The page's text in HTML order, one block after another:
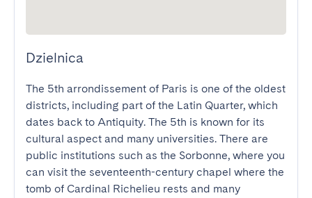
Dzielnica
The 5th arrondissement of Paris is one of the oldest
districts, including part of the Latin Quarter, which
dates back to Antiquity. The 5th is known for its
cultural aspect and many universities. There are
public institutions such as the Sorbonne, where you
can visit the seventeenth-century chapel where the
tomb of Cardinal Richelieu rests and many